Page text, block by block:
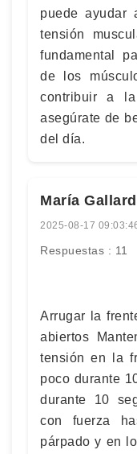
puede ayudar
tensión
fundamental
de los
contribuir a
asegúrate de
del día.
María
2025-08-17
Respuestas : 11
Arrugar la
abiertos
tensión en la
poco durante
durante 10
con fuerza
párpado y en